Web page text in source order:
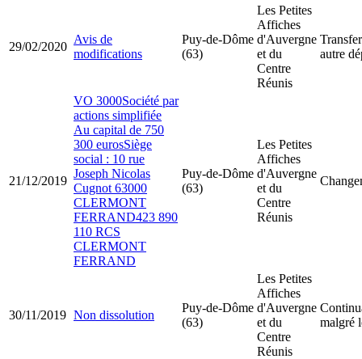
29/02/2020
Avis de
modifications
Puy-de-Dôme
(63)
Les Petites
Affiches
d'Auvergne
et du
Centre
Réunis
autre
21/12/2019
VO 3000Société par
actions simplifiée
Au capital de 750
300 eurosSiège
social : 10 rue
Joseph Nicolas
Cugnot 63000
CLERMONT
FERRAND423 890
110 RCS
CLERMONT
FERRAND
Puy-de-Dôme
(63)
Les Petites
Affiches
d'Auvergne
et du
Centre
Réunis
30/11/2019 Non dissolution
Puy-de-Dôme
(63)
Les Petites
Affiches
d'Auvergne
et du
Centre
Réunis
malgré